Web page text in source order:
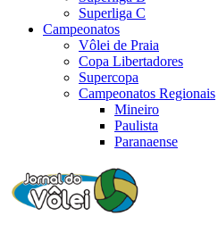
Superliga C
Campeonatos
Vôlei de Praia
Copa Libertadores
Supercopa
Campeonatos Regionais
Mineiro
Paulista
Paranaense